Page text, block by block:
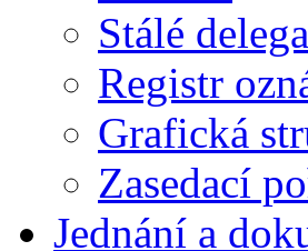
Stálé
Registr
Grafická
Zasedací
Jednání a